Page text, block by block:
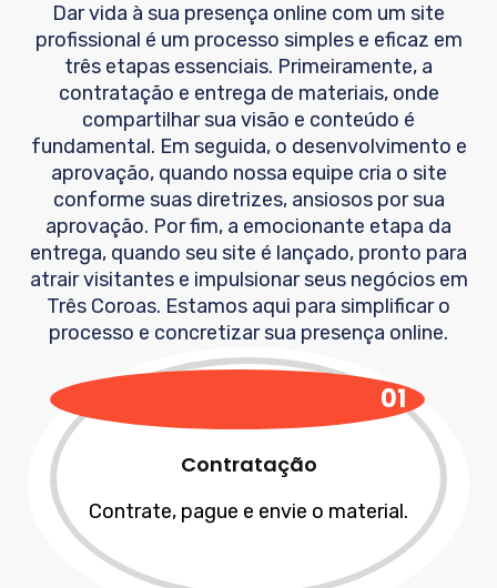
Dar vida à sua presença online com um site
profissional é um processo simples e eficaz em
três etapas essenciais. Primeiramente, a
contratação e entrega de materiais, onde
compartilhar sua visão e conteúdo é
fundamental. Em seguida, o desenvolvimento e
aprovação, quando nossa equipe cria o site
conforme suas diretrizes, ansiosos por sua
aprovação. Por fim, a emocionante etapa da
entrega, quando seu site é lançado, pronto para
atrair visitantes e impulsionar seus negócios em
Três Coroas. Estamos aqui para simplificar o
processo e concretizar sua presença online.
01
Contratação
Contrate, pague e envie o material.